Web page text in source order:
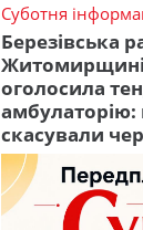
Суботня
Березівська
Житомирщині
оголосила
скасували